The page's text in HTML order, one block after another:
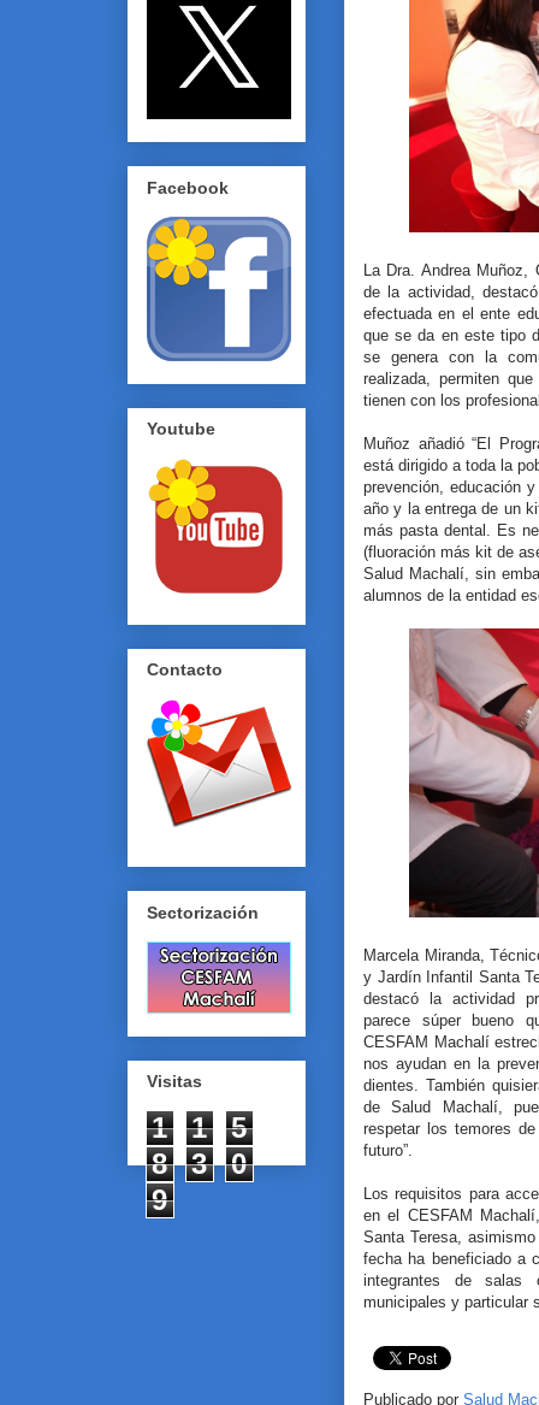
La Dra. Andrea Muñoz,
de la actividad,
efectuada en el ente
que se da en este tipo
se genera con la
realizada, permiten
tienen con los
Muñoz añadió “El
está dirigido a toda la
prevención, educación
año y la entrega de un
más pasta dental. Es
(fluoración más kit de
Salud Machalí, sin
alumnos de la entidad
Marcela Miranda,
y Jardín Infantil Santa
destacó la actividad
parece súper bueno
CESFAM Machalí
nos ayudan en la
dientes. También
de Salud Machalí,
respetar los temores
futuro”.
Los requisitos para
en el CESFAM
Santa Teresa,
fecha ha beneficiado a
integrantes de salas
municipales y particular
Publicado por Salud
Facebook
Youtube
Contacto
Sectorización
Visitas
1 1
5
8
3
0
9